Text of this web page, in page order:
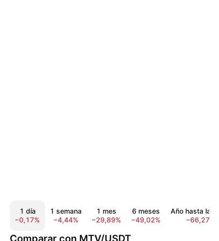
1 día
−0,17%
1 semana
−4,44%
1 mes
−29,89%
6 meses
−49,02%
Año hasta la
−66,27%
Comparar con MTV/USDT